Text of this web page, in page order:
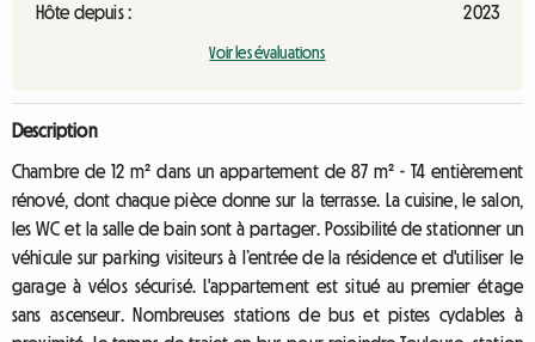
Hôte depuis :
2023
Voir les évaluations
Description
Chambre de 12 m² dans un appartement de 87 m² - T4 entièrement
rénové, dont chaque pièce donne sur la terrasse. La cuisine, le salon,
les WC et la salle de bain sont à partager. Possibilité de stationner un
véhicule sur parking visiteurs à l’entrée de la résidence et d'utiliser le
garage à vélos sécurisé. L'appartement est situé au premier étage
sans ascenseur. Nombreuses stations de bus et pistes cyclables à